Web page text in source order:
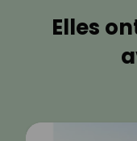
Elles